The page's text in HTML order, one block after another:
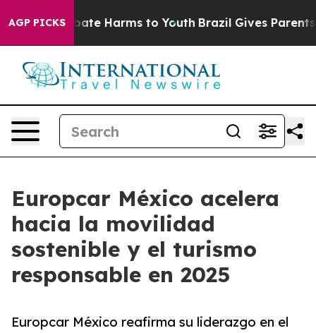
AGP PICKS
to Abate Harms to Youth Brazil Gives Parents
Europcar México acelera
hacia la movilidad
sostenible y el turismo
responsable en 2025
Europcar México reafirma su liderazgo en el